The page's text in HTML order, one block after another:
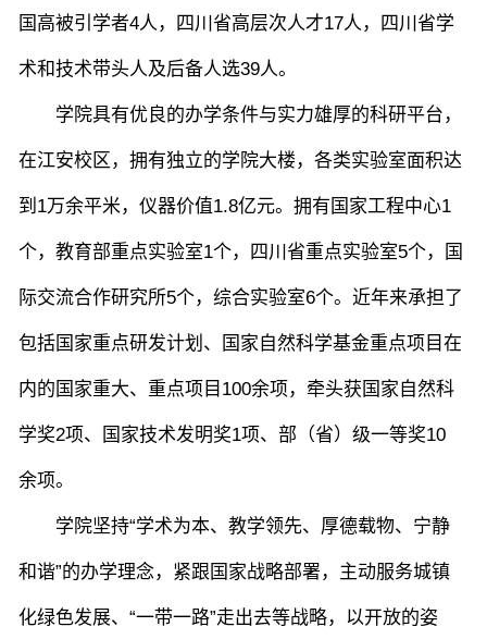
国高被引学者4人，四川省高层次人才17人，四川省学
术和技术带头人及后备人选39人。
学院具有优良的办学条件与实力雄厚的科研平台，
在江安校区，拥有独立的学院大楼，各类实验室面积达
到1万余平米，仪器价值1.8亿元。拥有国家工程中心1
个，教育部重点实验室1个，四川省重点实验室5个，国
际交流合作研究所5个，综合实验室6个。近年来承担了
包括国家重点研发计划、国家自然科学基金重点项目在
内的国家重大、重点项目100余项，牵头获国家自然科
学奖2项、国家技术发明奖1项、部（省）级一等奖10
余项。
学院坚持“学术为本、教学领先、厚德载物、宁静
和谐”的办学理念，紧跟国家战略部署，主动服务城镇
化绿色发展、“一带一路”走出去等战略，以开放的姿